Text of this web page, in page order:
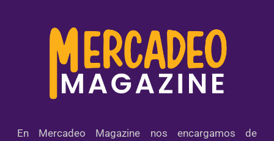
En Mercadeo Magazine nos encargamos de